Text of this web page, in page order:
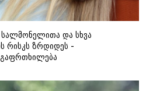
და სხვა
რისკს ზრდიდეს -
გაფრთხილება